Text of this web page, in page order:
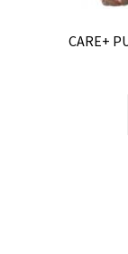
CARE+